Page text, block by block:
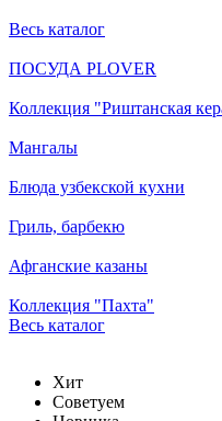
Весь каталог
ПОСУДА PLOVER
Коллекция "Риштанская
Мангалы
Блюда узбекской кухни
Гриль, барбекю
Афганские казаны
Коллекция "Пахта"
Весь каталог
Хит
Советуем